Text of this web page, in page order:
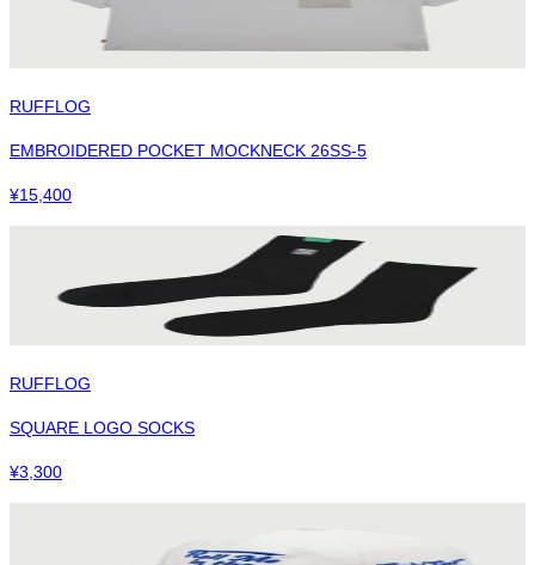
RUFFLOG
EMBROIDERED POCKET MOCKNECK 26SS-5
¥15,400
RUFFLOG
SQUARE LOGO SOCKS
¥3,300